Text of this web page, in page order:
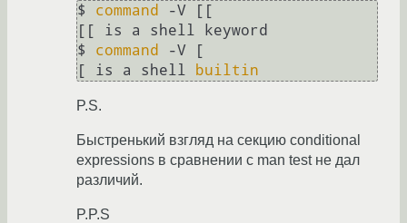
$ command
-V [[
[[ is a shell keyword
$ command
-V [
[ is a shell
builtin
P.S.
Быстренький взгляд на секцию conditional
expressions в сравнении с man test не дал
различий.
P.P.S